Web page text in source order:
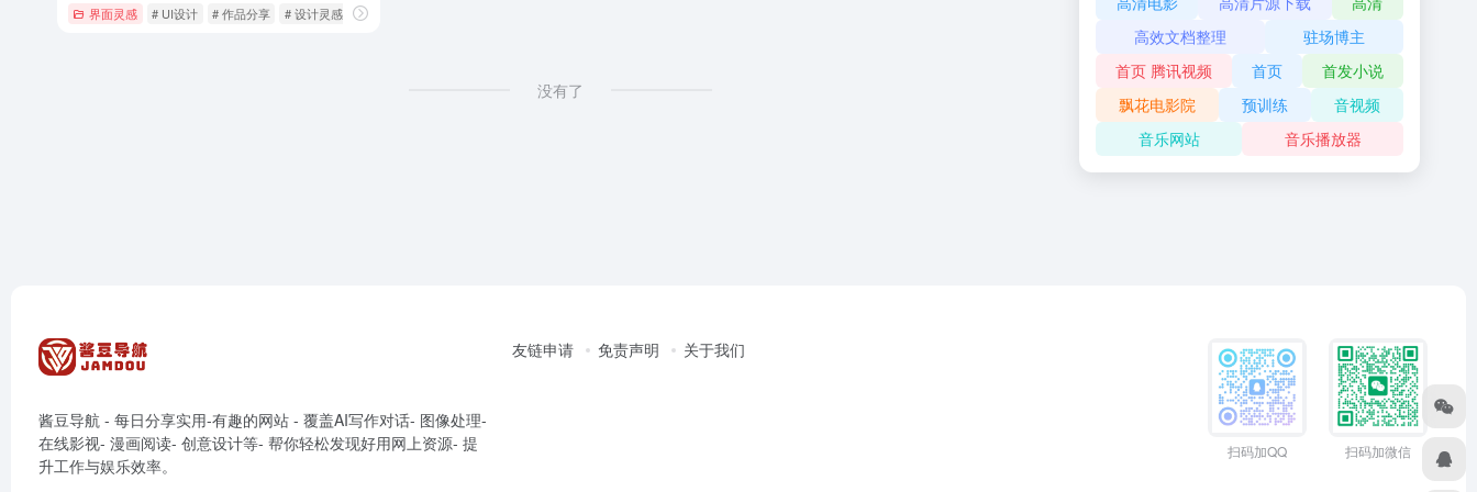
界面灵感 # UI设计 # 作品分享 # 设计灵感
没有了
高效文档整理
驻场博主
首页 腾讯视频
首页
首发小说
飘花电影院
预训练
音视频
音乐网站
音乐播放器
酱豆导航 - 每日分享实用-有趣的网站 - 覆盖AI写作对话- 图像处理-
在线影视- 漫画阅读- 创意设计等- 帮你轻松发现好用网上资源- 提
升工作与娱乐效率。
友链申请 免责声明 关于我们
扫码加QQ 扫码加微信